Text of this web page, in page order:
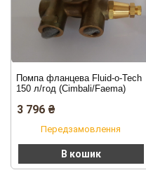
Помпа фланцева Fluid-o-Tech
150 л/год (Cimbali/Faema)
3 796 ₴
Передзамовлення
В кошик